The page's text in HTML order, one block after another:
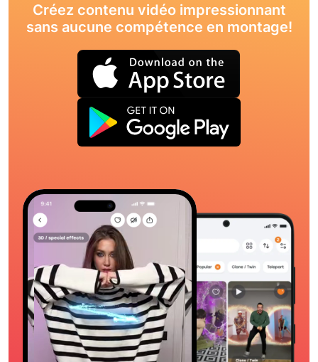
Créez contenu vidéo impressionnant
sans aucune compétence en montage!